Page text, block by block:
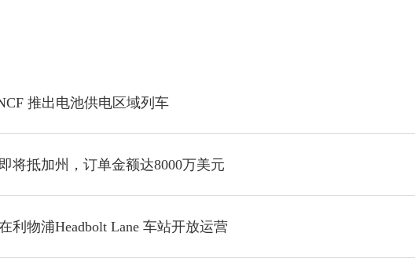
推出电池供电区域列车
将抵加州，订单金额达8000万美元
利物浦Headbolt Lane 车站开放运营